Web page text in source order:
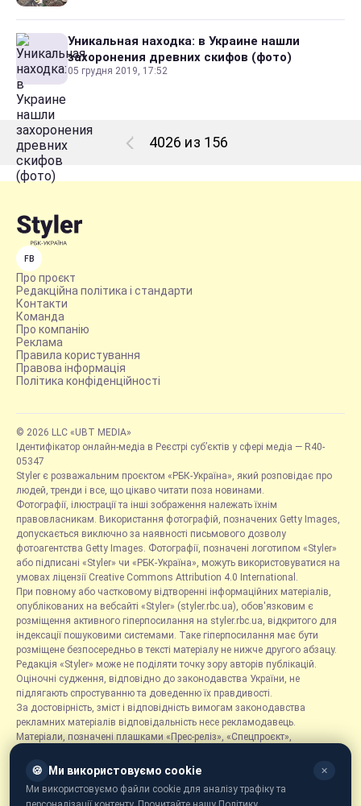
Уникальная находка: в Украине нашли
захоронения древних скифов (фото)
05 грудня 2019, 17:52
4026 из 156
FB
Про проєкт
Редакційна політика і стандарти
Контакти
Команда
Про компанію
Реклама
Правила користування
Правова інформація
Політика конфіденційності
© 2026 LLC «UBT MEDIA»
Ідентифікатор онлайн-медіа в Реєстрі суб’єктів у сфері медіа — R40-
05347
Styler є розважальним проєктом «РБК-Україна», який розповідає про
людей, тренди і все, що цікаво читати поза новинами.
Фотографії, ілюстрації та інші зображення належать їхнім
правовласникам. Використання фотографій, позначених Getty Images,
допускається виключно за наявності письмового дозволу
фотоагентства Getty Images. Фотографії, позначені логотипом «Styler»
або підписані «Styler» чи «РБК-Україна», можуть використовуватися на
умовах ліцензії Creative Commons Attribution 4.0 International.
При повному або частковому відтворенні інформаційних матеріалів,
опублікованих на вебсайті «Styler» (styler.rbc.ua), обов'язковим є
розміщення активного гіперпосилання на styler.rbc.ua, відкритого для
індексації пошуковими системами. Таке гіперпосилання має бути
розміщене безпосередньо в тексті матеріалу не нижче другого абзацу.
Редакція «Styler» може не поділяти точку зору авторів публікацій.
Оціночні судження, відповідно до законодавства України, не
підлягають спростуванню та доведенню їх правдивості.
За достовірність, зміст і відповідність вимогам законодавства
рекламних матеріалів відповідальність несе рекламодавець.
Матеріали, позначені плашками «Прес-реліз», «Спецпроєкт»,
розміщуються на правах реклами.
Рубрика «Новини компаній» є інформаційним форматом, що містить
новини, повідомлення та оголошення, пов'язані з діяльністю
🍪 Ми використовуємо cookie ✕
Ми використовуємо файли cookie для аналізу трафіку та